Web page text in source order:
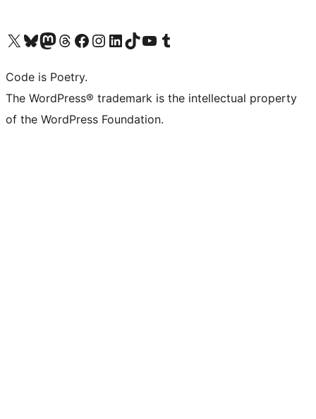
Navštivte náš účet na X (dříve Twitter)
Navštivte náš Bluesky účetNavštivte náš účet Mastodon
Navštivte náš Threads účetNavštivte naši stránku na Facebooku
Navštivte náš Instagram účetNavštivte náš LinkedIn účetNavštivte náš TikTok účetNavštivte náš YouTube kanálNavštivte náš Tumblr účet
Code is Poetry.
The WordPress® trademark is the intellectual property
of the WordPress Foundation.